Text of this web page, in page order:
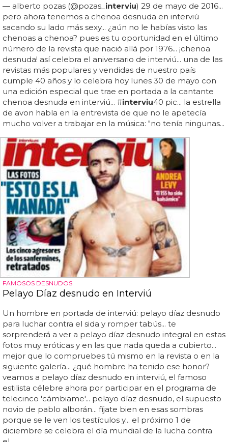
— alberto pozas (@pozas_ interviu) 29 de mayo de 2016...
pero ahora tenemos a chenoa desnuda en interviú
sacando su lado más sexy... ¿aún no le habías visto las
chenoas a chenoa? pues es tu oportunidad en el último
número de la revista que nació allá por 1976... ¡chenoa
desnuda! así celebra el aniversario de interviú... una de las
revistas más populares y vendidas de nuestro país
cumple 40 años y lo celebra hoy lunes 30 de mayo con
una edición especial que trae en portada a la cantante
chenoa desnuda en interviú... #interviu40 pic... la estrella
de avon habla en la entrevista de que no le apetecía
mucho volver a trabajar en la música: "no tenía ningunas...
FAMOSOS DESNUDOS
Pelayo Díaz desnudo en Interviú
Un hombre en portada de interviú: pelayo díaz desnudo
para luchar contra el sida y romper tabús... te
sorprenderá a ver a pelayo díaz desnudo integral en estas
fotos muy eróticas y en las que nada queda a cubierto...
mejor que lo compruebes tú mismo en la revista o en la
siguiente galería... ¿qué hombre ha tenido ese honor?
veamos a pelayo díaz desnudo en interviú, el famoso
estilista célebre ahora por participar en el programa de
telecinco 'cámbiame'... pelayo díaz desnudo, el supuesto
novio de pablo alborán... fíjate bien en esas sombras
porque se le ven los testículos y... el próximo 1 de
diciembre se celebra el día mundial de la lucha contra